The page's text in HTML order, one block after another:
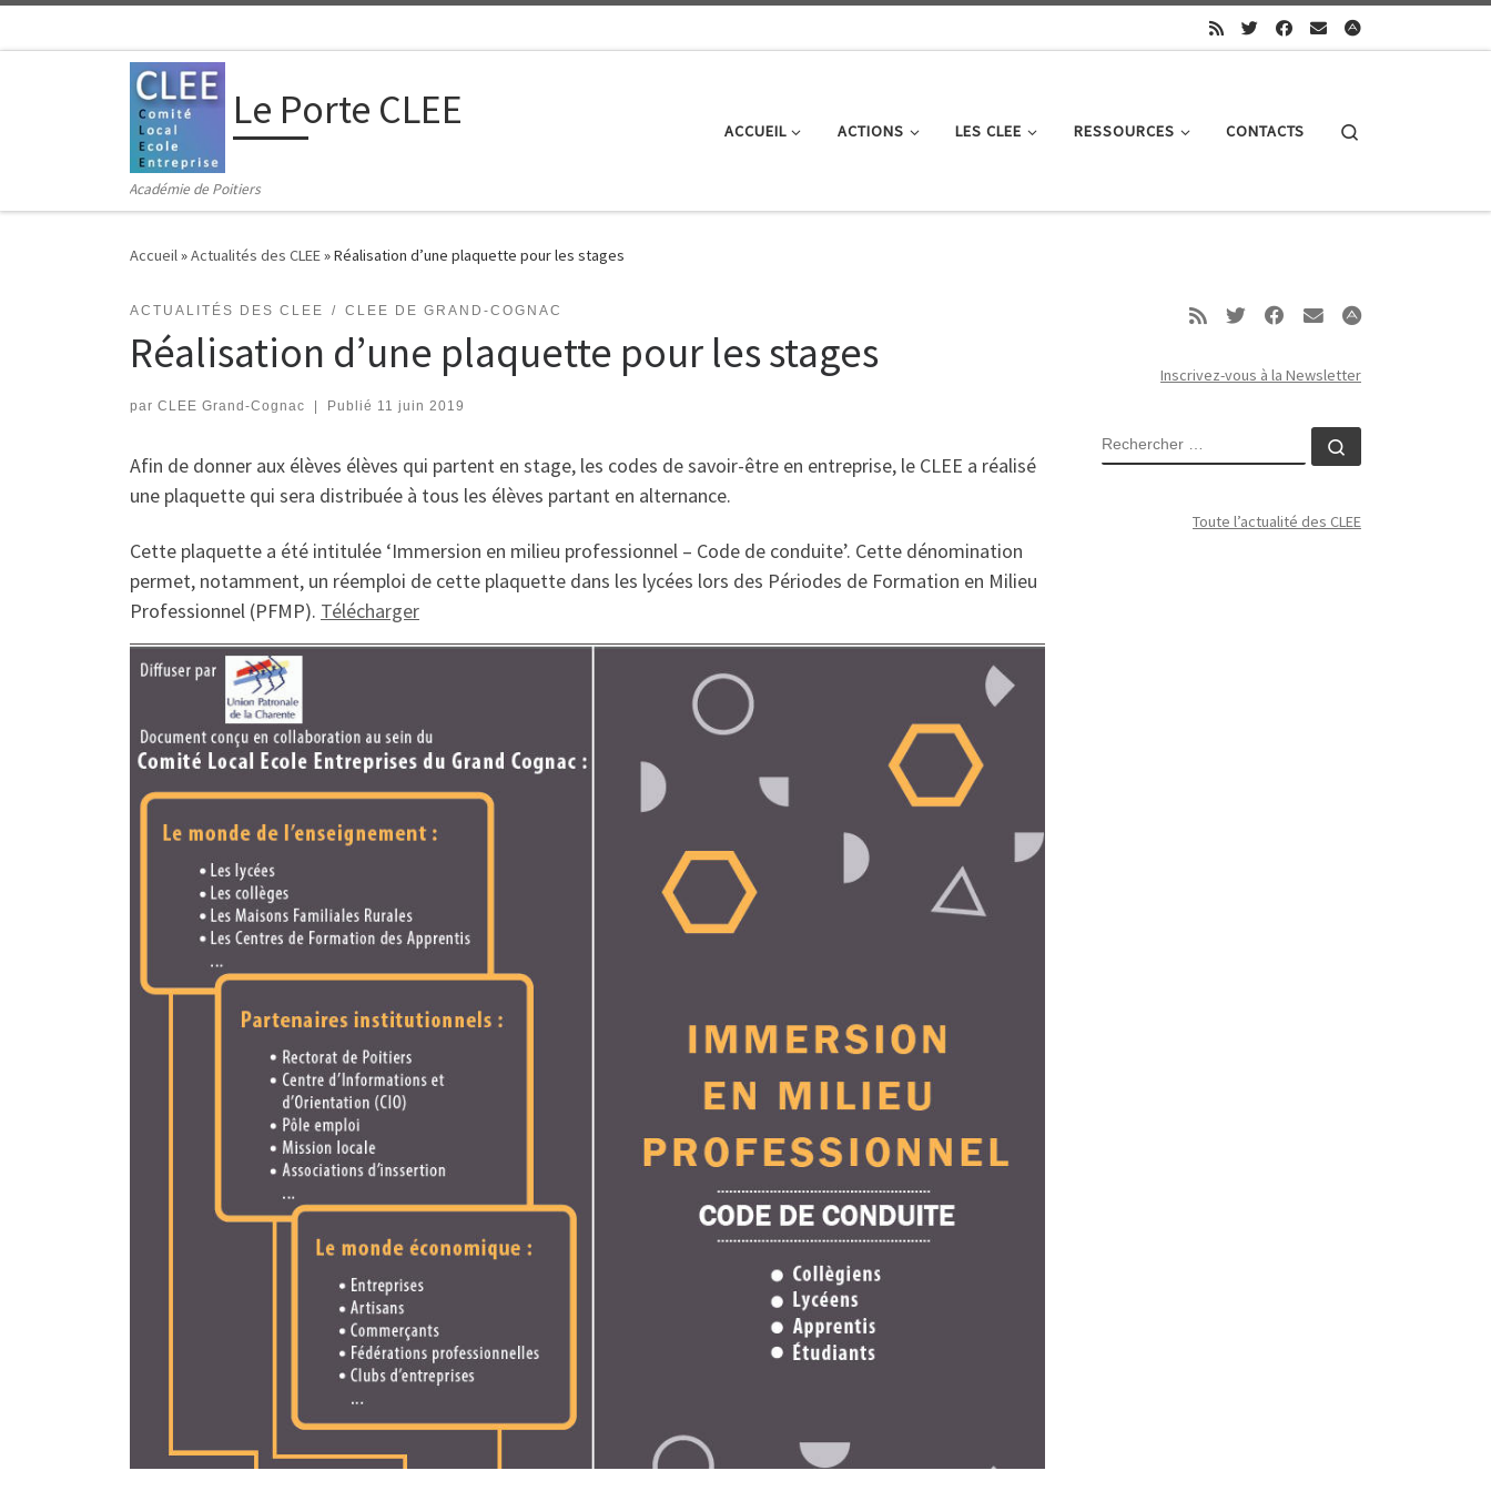
Le Porte CLEE
Académie de Poitiers
ACCUEIL ACTIONS LES CLEE RESSOURCES CONTACTS
Accueil»Actualités des CLEE»Réalisation d’une plaquette pour les stages
ACTUALITÉS DES CLEE CLEE DE GRAND-COGNAC
Réalisation d’une plaquette pour les stages
par CLEE Grand-Cognac Publié 11 juin 2019
Afin de donner aux élèves élèves qui partent en stage, les codes de savoir-être en entreprise, le CLEE a réalisé
une plaquette qui sera distribuée à tous les élèves partant en alternance.
Cette plaquette a été intitulée ‘Immersion en milieu professionnel – Code de conduite’. Cette dénomination
permet, notamment, un réemploi de cette plaquette dans les lycées lors des Périodes de Formation en Milieu
Professionnel (PFMP). Télécharger
Inscrivez-vous à la Newsletter
RECHERCHER
Toute l’actualité des CLEE